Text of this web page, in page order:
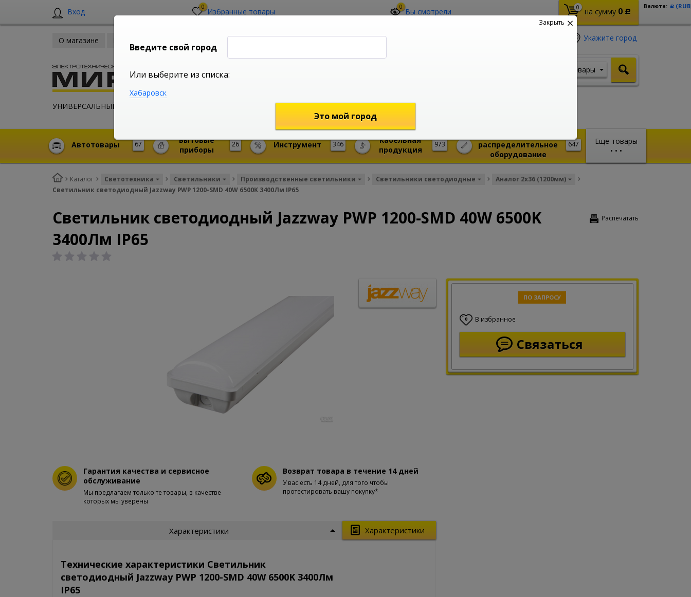
Вход 0 Избранные товары 0 Вы смотрели 0 на сумму 0 Р
Валюта: Р
О магазине
УНИВЕРСАЛЬНЫЙ ИНТЕРНЕТ МАГАЗИН
Укажите город
shop@mireks.ru
Товары
Еще товары
• • •
67
Автотовары 26
Бытовые
приборы
346
Инструмент 973
Кабельная
продукция
647
распределительное
оборудование
Каталог Светотехника Светильники Производственные светильники Светильники светодиодные
Аналог 2x36 (1200мм)
Светильник светодиодный Jazzway PWP 1200-SMD 40W 6500K 3400Лм IP65
Распечатать
Светильник светодиодный Jazzway PWP 1200-SMD 40W 6500K
3400Лм IP65
ПО ЗАПРОСУ
0 В избранное
Связаться
Гарантия качества и сервисное
обслуживание
Мы предлагаем только те товары, в качестве
которых мы уверены
Возврат товара в течение 14 дней
У вас есть 14 дней, для того чтобы
протестировать вашу покупку*
Характеристики
Характеристики
Технические характеристики Светильник
светодиодный Jazzway PWP 1200-SMD 40W 6500K 3400Лм
IP65
Закрыть
Введите свой город
Или выберите из списка:
Хабаровск
Это мой город